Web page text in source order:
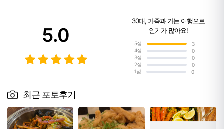
5.0
30대, 가족과 가는 여행으로
인기가 많아요!
5점
3
4점
0
3점
0
2점
0
1점
0
최근 포토후기